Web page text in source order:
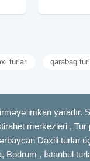
turlari qarabag
imkan yaradır.
merkezleri ,
Daxili turlar
Bodrum , İstanbul